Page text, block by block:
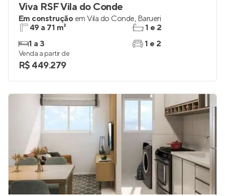
Viva RSF Vila do Conde
Em construção em Vila do Conde, Barueri
49 a 71 m²
1 a 3
1 e 2
1 e 2
Venda a partir de
R$ 449.279